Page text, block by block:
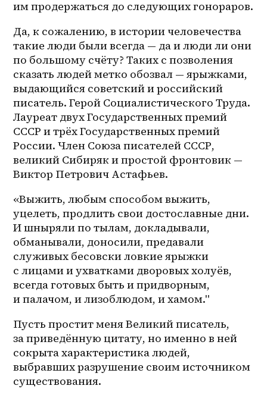
Да, к сожалению, в истории человечества
такие люди были всегда — да и люди ли они
по большому счёту? Таких с позволения
сказать людей метко обозвал — ярыжками,
выдающийся советский и российский
писатель. Герой Социалистического Труда.
Лауреат двух Государственных премий
СССР и трёх Государственных премий
России. Член Союза писателей СССР,
великий Сибиряк и простой фронтовик —
Виктор Петрович Астафьев.
«Выжить, любым способом выжить,
уцелеть, продлить свои достославные дни.
И шныряли по тылам, докладывали,
обманывали, доносили, предавали
служивых бесовски ловкие ярыжки
с лицами и ухватками дворовых холуёв,
всегда готовых быть и придворным,
и палачом, и лизоблюдом, и хамом."
Пусть простит меня Великий писатель,
за приведённую цитату, но именно в ней
сокрыта характеристика людей,
выбравших разрушение своим источником
существования.